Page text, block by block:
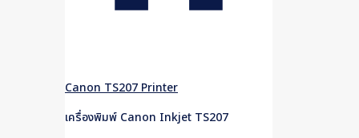
Canon TS207 Printer
เครื่องพิมพ์ Canon Inkjet TS207